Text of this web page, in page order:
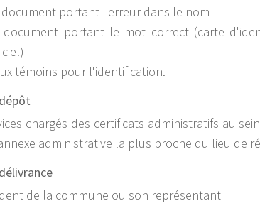
document portant l'erreur dans le nom
document portant le mot correct (carte
témoins pour l'identification.
chargés des certificats administratifs au
administrative la plus proche du lieu de
de la commune ou son représentant